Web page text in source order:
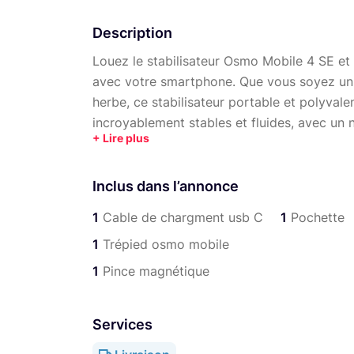
Description
Louez le stabilisateur Osmo Mobile 4 SE
avec votre smartphone. Que vous soyez
herbe, ce stabilisateur portable et
incroyablement stables et fluides, avec un
secousses indésirables et vous permet de
mouvement ou en mode stationnaire. Sa
Avec la fonction de suivi actif, l'Osmo
la mise au point sur un sujet en
vous pourrez capturer des paysages
Inclus dans l’annonce
1 Cable de chargment usb C
1 Trépied osmo mobile
1 Pince magnétique
1 Pochette
Services